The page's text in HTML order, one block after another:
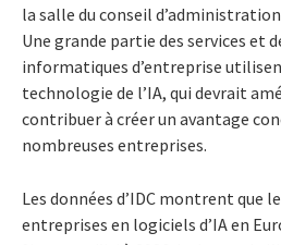
la salle du conseil
Une grande partie des services et
informatiques d’entreprise
technologie de l’IA, qui devrait
contribuer à créer un avantage
nombreuses entreprises.
Les données d’IDC montrent que
entreprises en logiciels d’IA en